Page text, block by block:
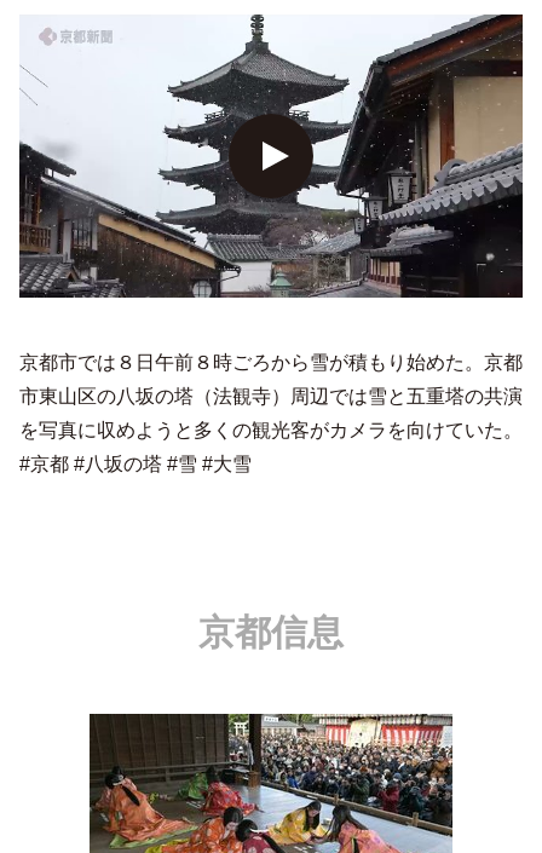
京都市では８日午前８時ごろから雪が積もり始めた。京都
市東山区の八坂の塔（法観寺）周辺では雪と五重塔の共演
を写真に収めようと多くの観光客がカメラを向けていた。
#京都 #八坂の塔 #雪 #大雪
京都信息